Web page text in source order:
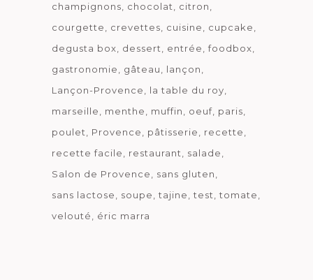
champignons
chocolat
citron
courgette
crevettes cuisine
cupcake
degusta box
dessert entrée
foodbox
gastronomie
gâteau
lançon
Lançon-Provence
la table du roy
marseille
menthe muffin oeuf paris
poulet
Provence pâtisserie
recette
recette facile
restaurant
salade
Salon de Provence
sans gluten
sans lactose
soupe tajine test
tomate
velouté
éric marra